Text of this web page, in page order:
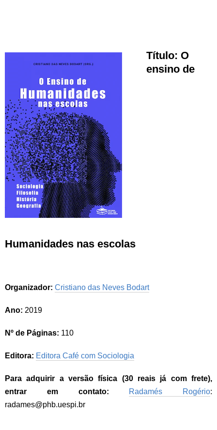
Título: O
ensino de
Humanidades nas escolas
Organizador: Cristiano das Neves Bodart
Ano: 2019
Nº de Páginas: 110
Editora: Editora Café com Sociologia
Para adquirir a versão física (30 reais já com frete),
entrar em contato:
Radamés Rogério:
radames@phb.uespi.br